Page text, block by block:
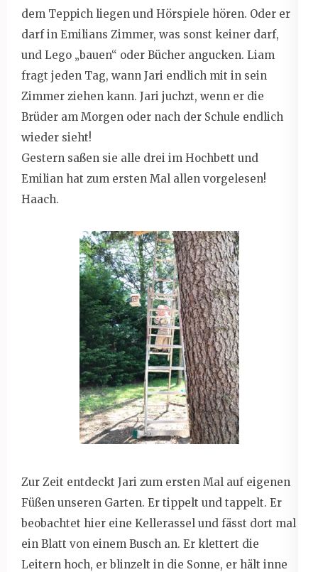
dem Teppich liegen und Hörspiele hören. Oder er
darf in Emilians Zimmer, was sonst keiner darf,
und Lego „bauen“ oder Bücher angucken. Liam
fragt jeden Tag, wann Jari endlich mit in sein
Zimmer ziehen kann. Jari juchzt, wenn er die
Brüder am Morgen oder nach der Schule endlich
wieder sieht!
Gestern saßen sie alle drei im Hochbett und
Emilian hat zum ersten Mal allen vorgelesen!
Haach.
Zur Zeit entdeckt Jari zum ersten Mal auf eigenen
Füßen unseren Garten. Er tippelt und tappelt. Er
beobachtet hier eine Kellerassel und fässt dort mal
ein Blatt von einem Busch an. Er klettert die
Leitern hoch, er blinzelt in die Sonne, er hält inne